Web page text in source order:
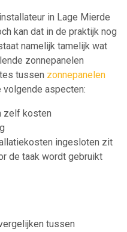
in Lage Mierde
kan dat in de praktijk nog
namelijk tamelijk wat
zonnepanelen
tussen zonnepanelen
volgende aspecten:
zelf kosten
ingesloten zit
de taak wordt gebruikt
tussen